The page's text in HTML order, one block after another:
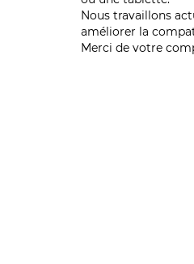
Nous travaillons
améliorer la
Merci de votre